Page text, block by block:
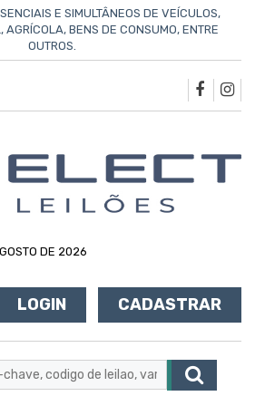
E SIMULTÂNEOS DE VEÍCULOS,
AGRÍCOLA, BENS DE CONSUMO, ENTRE
OUTROS.
DE 2026
LOGIN CADASTRAR